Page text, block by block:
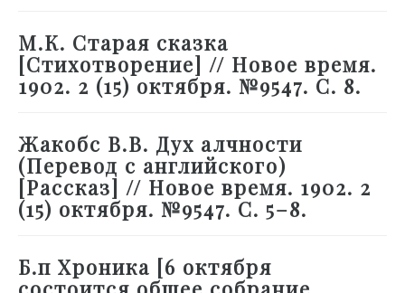
М.К. Старая сказка
[Стихотворение] // Новое время.
1902. 2 (15) октября. №9547. С. 8.
Жакобс В.В. Дух алчности
(Перевод с английского)
[Рассказ] // Новое время. 1902. 2
(15) октября. №9547. С. 5–8.
Б.п Хроника [6 октября